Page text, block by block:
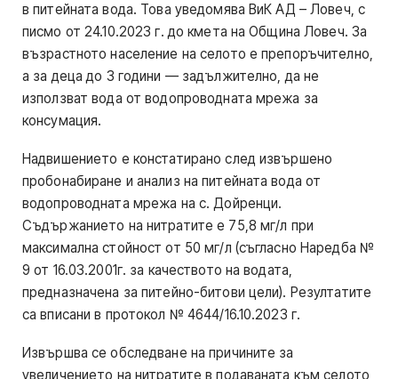
в питейната вода. Това уведомява ВиК АД – Ловеч, с
писмо от 24.10.2023 г. до кмета на Община Ловеч. За
възрастното население на селото е препоръчително,
а за деца до 3 години — задължително, да не
използват вода от водопроводната мрежа за
консумация.
Надвишението е констатирано след извършено
пробонабиране и анализ на питейната вода от
водопроводната мрежа на с. Дойренци.
Съдържанието на нитратите е 75,8 мг/л при
максимална стойност от 50 мг/л (съгласно Наредба №
9 от 16.03.2001г. за качеството на водата,
предназначена за питейно-битови цели). Резултатите
са вписани в протокол № 4644/16.10.2023 г.
Извършва се обследване на причините за
увеличението на нитратите в подаваната към селото